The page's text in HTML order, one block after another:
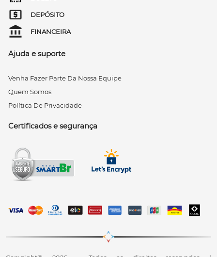
DEPÓSITO
FINANCEIRA
Ajuda e suporte
Venha Fazer Parte Da Nossa Equipe
Quem Somos
Política De Privacidade
Certificados e segurança